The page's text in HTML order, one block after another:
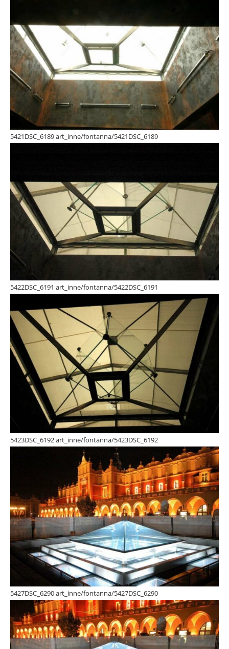
5421DSC_6189 art_inne/fontanna/5421DSC_6189
5422DSC_6191 art_inne/fontanna/5422DSC_6191
5423DSC_6192 art_inne/fontanna/5423DSC_6192
5427DSC_6290 art_inne/fontanna/5427DSC_6290